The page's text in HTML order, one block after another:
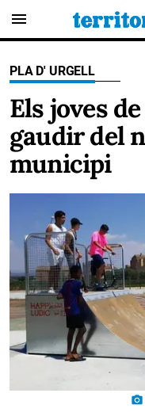
menu
PLA D' URGELL
Els joves
gaudir del
municipi
photo_camera